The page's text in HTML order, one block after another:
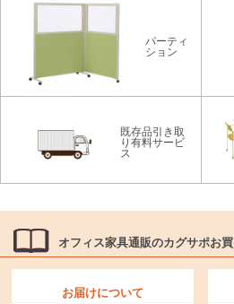
パーティ
ション
既存品引き取
り有料サービ
ス
オフィス家具通販のカグサポお
お届けについて